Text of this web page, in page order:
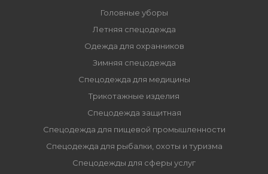
Головные уборы
Летняя спецодежда
Одежда для охранников
Зимняя спецодежда
Спецодежда для медицины
Трикотажные изделия
Спецодежда защитная
Спецодежда для пищевой промышленности
Спецодежда для рыбалки, охоты и туризма
Спецодежды для сферы услуг